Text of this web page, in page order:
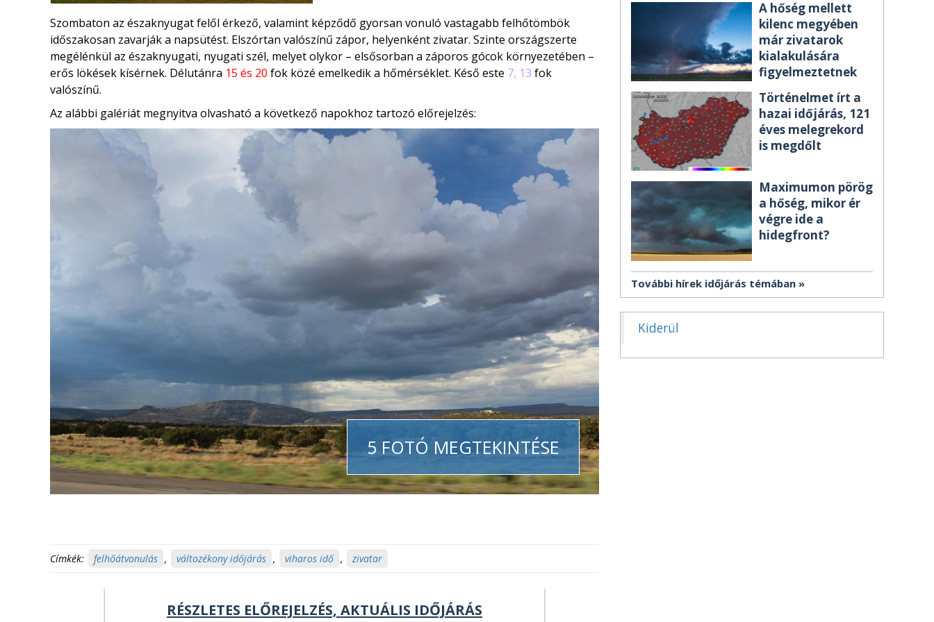
Szombaton az északnyugat felől érkező, valamint képződő gyorsan vonuló vastagabb felhőtömbök
időszakosan zavarják a napsütést. Elszórtan valószínű zápor, helyenként zivatar. Szinte országszerte
megélénkül az északnyugati, nyugati szél, melyet olykor – elsősorban a záporos gócok környezetében –
erős lökések kísérnek. Délutánra 15 és 20 fok közé emelkedik a hőmérséklet. Késő este 7, 13 fok
valószínű.
Az alábbi galériát megnyitva olvasható a következő napokhoz tartozó előrejelzés:
5 FOTÓ MEGTEKINTÉSE
Címkék: felhőátvonulás , változékony időjárás , viharos idő , zivatar
RÉSZLETES ELŐREJELZÉS, AKTUÁLIS IDŐJÁRÁS
A hőség mellett
kilenc megyében
már zivatarok
kialakulására
figyelmeztetnek
Történelmet írt a
hazai időjárás, 121
éves melegrekord
is megdőlt
Maximumon pörög
a hőség, mikor ér
végre ide a
hidegfront?
További hírek időjárás témában
Kiderül